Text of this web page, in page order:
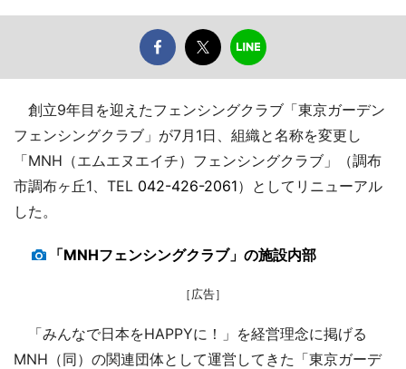
創立9年目を迎えたフェンシングクラブ「東京ガーデン
フェンシングクラブ」が7月1日、組織と名称を変更し
「MNH（エムエヌエイチ）フェンシングクラブ」（調布
市調布ヶ丘1、TEL 042-426-2061）としてリニューアル
した。
「MNHフェンシングクラブ」の施設内部
［広告］
「みんなで日本をHAPPYに！」を経営理念に掲げる
MNH（同）の関連団体として運営してきた「東京ガーデ